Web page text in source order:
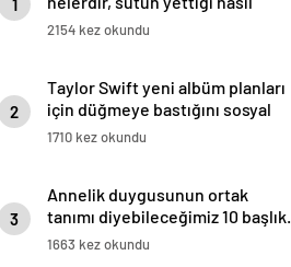
1
anlaşılır?
2154 kez okundu
2
Taylor Swift yeni albüm planları
için düğmeye bastığını sosyal
medyadan duyurdu!
1710 kez okundu
3
Annelik duygusunun ortak
tanımı diyebileceğimiz 10 başlık.
1663 kez okundu